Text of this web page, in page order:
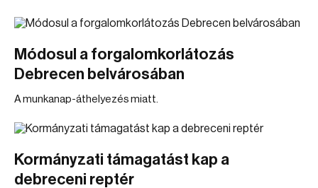
Módosul a forgalomkorlátozás
Debrecen belvárosában
A munkanap-áthelyezés miatt.
Kormányzati támagatást kap a
debreceni reptér